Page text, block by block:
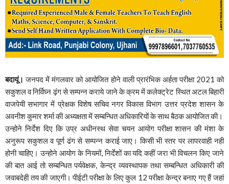
बदायूं। जनपद में मंगलवार को आयोजित होने वाली प्रारंभिक अर्हता परीक्षा 2021 को
सकुशल व निर्विघ्न ढ़ंग से सम्पन्न कराये जाने के क्रम में कलेक्ट्रेट स्थित अटल बिहारी
वाजपेयी सभागार में प्रेक्षक विशेष सचिव नगर विकास विभाग उत्तर प्रदेश शासन के
अवनीश कुमार शर्मा की अध्यक्षता में सम्बन्धित अधिकारियों के साथ बैठक आयोजित की।
उन्होने निर्देश दिए कि उप्र अधीनस्थ सेवा चयन आयोग परीक्षा शासन की मंशा के
अनुरूप सकुशल व पूर्ण ढंग से सम्पन्न कराई जाए। किसी भी स्तर पर लापरवाही नही
होनी चाहिए। उन्होने आयोग के नियमों, निर्देशों का यदि कहीं जरा भी विचलन किए जाने
की बात आई तो सम्बन्धित पर्यवेक्षक, केन्द्र व्यवस्थापक तथा सम्बन्धित अधिकारी की
जवाबदेही तय की जाएगी। पीईटी परीक्षा के लिए कुल 12 परीक्षा केन्द्र बनाए गए हैं जहां